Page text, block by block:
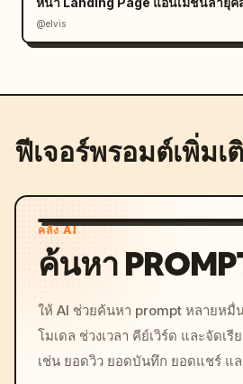
@elvis
ฟีเจอร์พรอมต์เพิ่มเ
คลัง AI
ค้นหา
ให้ AI ช่วยค้นหา prompt หลายหมื่
โมเดล ช่วงเวลา คีย์เวิร์ด และจัดเ
เช่น ยอดวิว ยอดบันทึก ยอดแชร์ แ